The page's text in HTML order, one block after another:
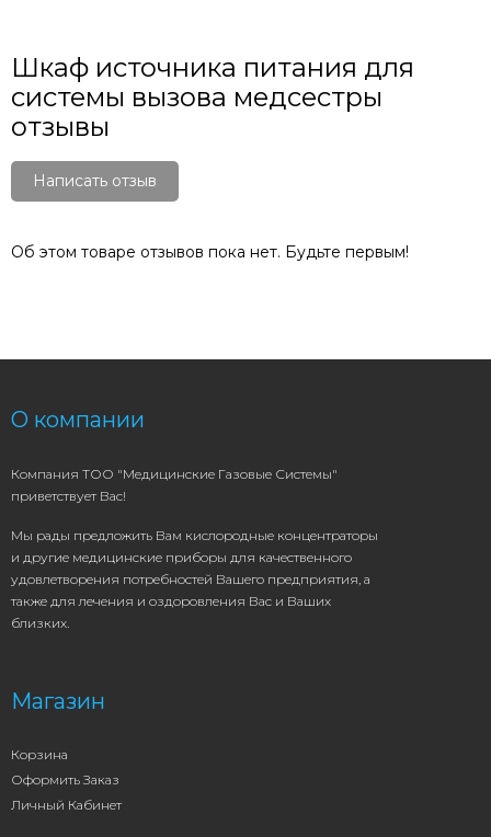
Шкаф источника питания для
системы вызова медсестры
отзывы
Написать отзыв
Об этом товаре отзывов пока нет. Будьте первым!
О компании
Компания ТОО "Медицинские Газовые Системы"
приветствует Вас!
Мы рады предложить Вам кислородные концентраторы
и другие медицинские приборы для качественного
удовлетворения потребностей Вашего предприятия, а
также для лечения и оздоровления Вас и Ваших
близких.
Магазин
Корзина
Оформить Заказ
Личный Кабинет